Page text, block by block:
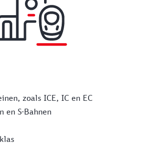
zoals ICE, IC en EC
en S-Bahnen